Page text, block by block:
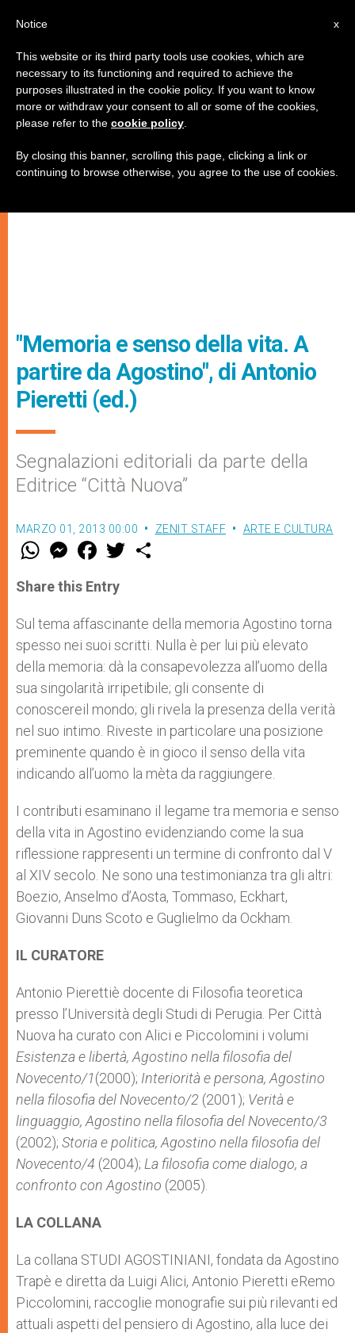
"Memoria e senso della vita. A
partire da Agostino", di Antonio
Pieretti (ed.)
Segnalazioni editoriali da parte della
Editrice “Città Nuova”
MARZO 01, 2013 00:00 ZENIT STAFF ARTE E CULTURA
W
t
s
p
p
M
e
s
e
g
e
r
F
a
e
b
o
k
w
r
Share this Entry
Sul tema affascinante della memoria Agostino torna
spesso nei suoi scritti. Nulla è per lui più elevato
della memoria: dà la consapevolezza all’uomo della
sua singolarità irripetibile; gli consente di
conoscereil mondo; gli rivela la presenza della verità
nel suo intimo. Riveste in particolare una posizione
preminente quando è in gioco il senso della vita
indicando all’uomo la mèta da raggiungere.
I contributi esaminano il legame tra memoria e senso
della vita in Agostino evidenziando come la sua
riflessione rappresenti un termine di confronto dal V
al XIV secolo. Ne sono una testimonianza tra gli altri:
Boezio, Anselmo d’Aosta, Tommaso, Eckhart,
Giovanni Duns Scoto e Guglielmo da Ockham.
IL CURATORE
Antonio Pierettiè docente di Filosofia teoretica
presso l’Università degli Studi di Perugia. Per Città
Nuova ha curato con Alici e Piccolomini i volumi
Esistenza e libertà, Agostino nella filosofia del
Novecento/1(2000); Interiorità e persona, Agostino
nella filosofia del Novecento/2 (2001); Verità e
linguaggio, Agostino nella filosofia del Novecento/3
(2002); Storia e politica, Agostino nella filosofia del
Novecento/4 (2004); La filosofia come dialogo, a
confronto con Agostino (2005).
LA COLLANA
La collana STUDI AGOSTINIANI, fondata da Agostino
Trapè e diretta da Luigi Alici, Antonio Pieretti eRemo
Piccolomini, raccoglie monografie sui più rilevanti ed
attuali aspetti del pensiero di Agostino, alla luce dei
x
Notice
This website or its third party tools use cookies, which are
necessary to its functioning and required to achieve the
purposes illustrated in the cookie policy. If you want to know
more or withdraw your consent to all or some of the cookies,
please refer to the cookie policy
By closing this banner, scrolling this page, clicking a link or
continuing to browse otherwise, you agree to the use of cookies.